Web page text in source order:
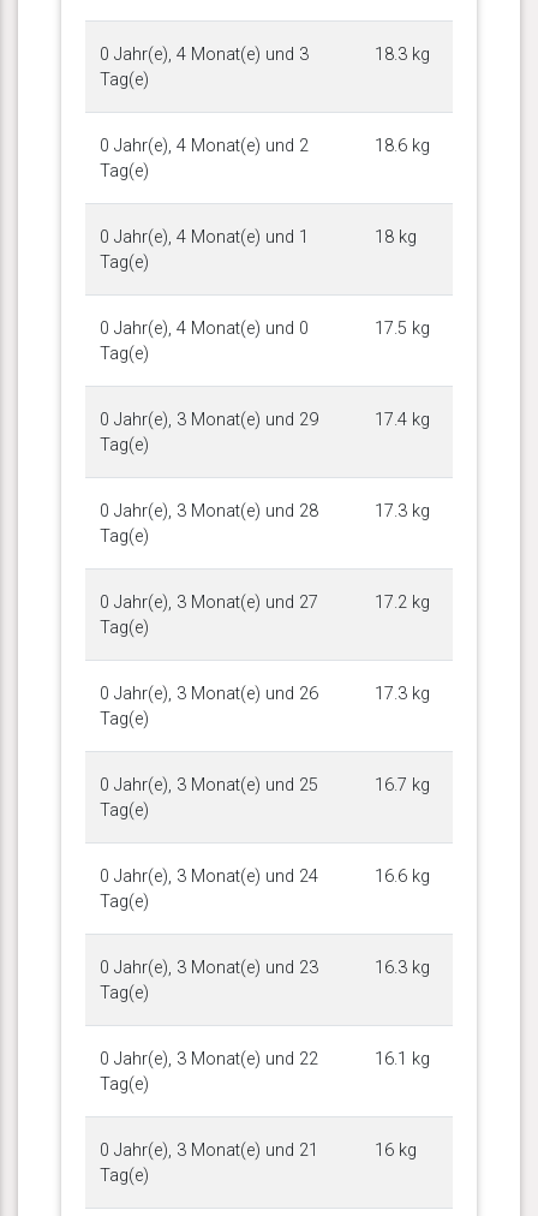
0 Jahr(e), 4 Monat(e) und 3
Tag(e)
18.3 kg
0 Jahr(e), 4 Monat(e) und 2
Tag(e)
18.6 kg
0 Jahr(e), 4 Monat(e) und 1
Tag(e)
18 kg
0 Jahr(e), 4 Monat(e) und 0
Tag(e)
17.5 kg
0 Jahr(e), 3 Monat(e) und 29
Tag(e)
17.4 kg
0 Jahr(e), 3 Monat(e) und 28
Tag(e)
17.3 kg
0 Jahr(e), 3 Monat(e) und 27
Tag(e)
17.2 kg
0 Jahr(e), 3 Monat(e) und 26
Tag(e)
17.3 kg
0 Jahr(e), 3 Monat(e) und 25
Tag(e)
16.7 kg
0 Jahr(e), 3 Monat(e) und 24
Tag(e)
16.6 kg
0 Jahr(e), 3 Monat(e) und 23
Tag(e)
16.3 kg
0 Jahr(e), 3 Monat(e) und 22
Tag(e)
16.1 kg
0 Jahr(e), 3 Monat(e) und 21
Tag(e)
16 kg